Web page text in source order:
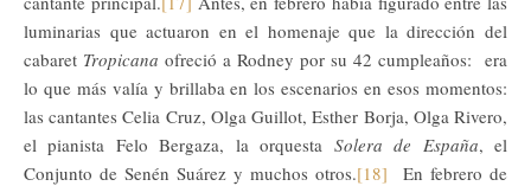
luminarias que actuaron en el homenaje que la dirección del
cabaret Tropicana ofreció a Rodney por su 42 cumpleaños: era
lo que más valía y brillaba en los escenarios en esos momentos:
las cantantes Celia Cruz, Olga Guillot, Esther Borja, Olga Rivero,
el pianista Felo Bergaza, la orquesta Solera de España, el
Conjunto de Senén Suárez y muchos otros.[18] En febrero de